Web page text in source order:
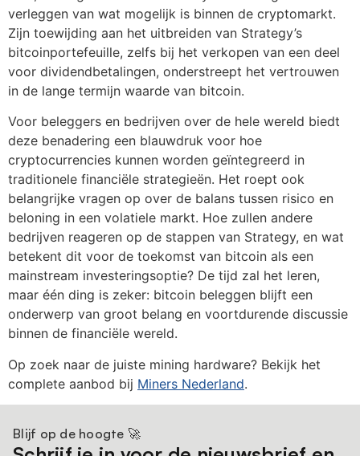
verleggen van wat mogelijk is binnen de cryptomarkt.
Zijn toewijding aan het uitbreiden van Strategy’s
bitcoinportefeuille, zelfs bij het verkopen van een deel
voor dividendbetalingen, onderstreept het vertrouwen
in de lange termijn waarde van bitcoin.
Voor beleggers en bedrijven over de hele wereld biedt
deze benadering een blauwdruk voor hoe
cryptocurrencies kunnen worden geïntegreerd in
traditionele financiële strategieën. Het roept ook
belangrijke vragen op over de balans tussen risico en
beloning in een volatiele markt. Hoe zullen andere
bedrijven reageren op de stappen van Strategy, en wat
betekent dit voor de toekomst van bitcoin als een
mainstream investeringsoptie? De tijd zal het leren,
maar één ding is zeker: bitcoin beleggen blijft een
onderwerp van groot belang en voortdurende discussie
binnen de financiële wereld.
Op zoek naar de juiste mining hardware? Bekijk het
complete aanbod bij Miners Nederland.
Blijf op de hoogte 🚀